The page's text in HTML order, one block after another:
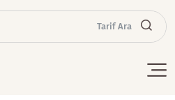
Tarif Ara